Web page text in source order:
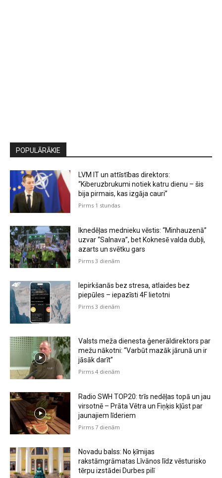
POPULĀRĀKIE
LVM IT un attīstības direktors:
“Kiberuzbrukumi notiek katru dienu – šis
bija pirmais, kas izgāja cauri”
Pirms 1 stundas
Iknedēļas mednieku vēstis: “Minhauzenā”
uzvar “Salnava”, bet Koknesē valda dubļi,
azarts un svētku gars
Pirms 3 dienām
Iepirkšanās bez stresa, atlaides bez
piepūles – iepazīsti 4F lietotni
Pirms 3 dienām
Valsts meža dienesta ģenerāldirektors par
mežu nākotni: “Varbūt mazāk jārunā un ir
jāsāk darīt”
Pirms 4 dienām
Radio SWH TOP20: trīs nedēļas topā un jau
virsotnē – Prāta Vētra un Fiņķis kļūst par
jaunajiem līderiem
Pirms 7 dienām
Novadu balss: No ķīmijas
rakstāmgrāmatas Līvānos līdz vēsturisko
tērpu izstādei Durbes pilī